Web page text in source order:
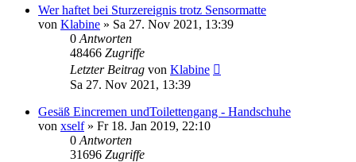
Wer haftet bei Sturzereignis trotz Sensormatte
von Klabine » Sa 27. Nov 2021, 13:39
0 Antworten
48466 Zugriffe
Letzter Beitrag von Klabine
Sa 27. Nov 2021, 13:39
Gesäß Eincremen undToilettengang - Handschuhe
von xself» Fr 18. Jan 2019, 22:10
0 Antworten
31696 Zugriffe